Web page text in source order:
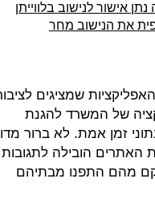
את הנישוב מחר
האתרים והאפליקציות שמציגים
של המשרד להגנת
זמן אמת. לא ברור
האתרים הובילה לתגובות
מהם התפנו מבתיהם